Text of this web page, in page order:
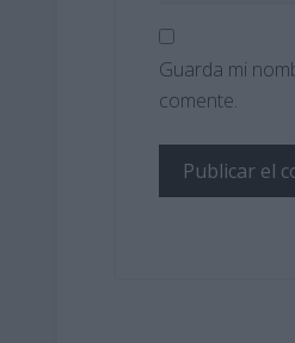
Guarda mi
comente.